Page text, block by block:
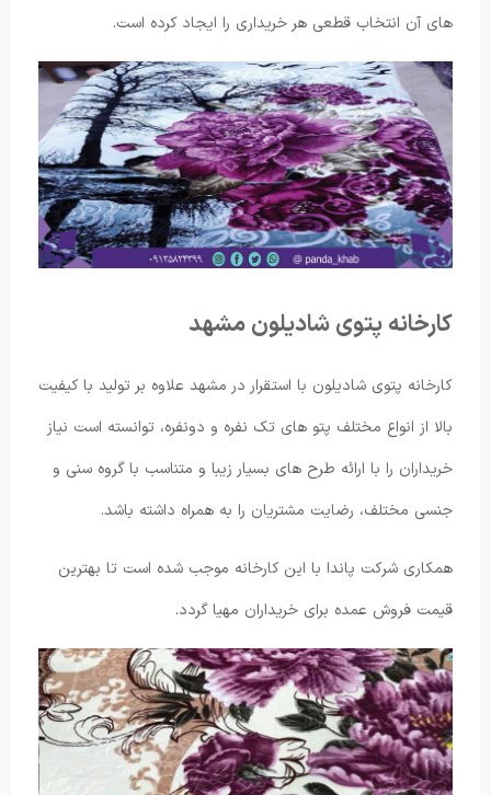
های آن انتخاب قطعی هر خریداری را ایجاد کرده است.
کارخانه پتوی شادیلون مشهد
کارخانه پتوی شادیلون با استقرار در مشهد علاوه بر تولید با کیفیت
بالا از انواع مختلف پتو های تک نفره و دونفره، توانسته است نیاز
خریداران را با ارائه طرح های بسیار زیبا و متناسب با گروه سنی و
جنسی مختلف، رضایت مشتریان را به همراه داشته باشد.
همکاری شرکت پاندا با این کارخانه موجب شده است تا بهترین
قیمت فروش عمده برای خریداران مهیا گردد.